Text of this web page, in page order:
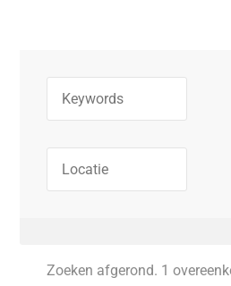
Zoeken afgerond. 1